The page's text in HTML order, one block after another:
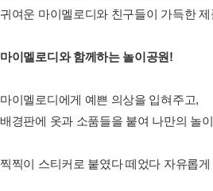
귀여운 마이멜로디와 친구들이 가득한
마이멜로디와 함께하는 놀이공원!
마이멜로디에게 예쁜 의상을 입혀주고,
배경판에 옷과 소품들을 붙여 나만의 놀
찍찍이 스티커로 붙였다 떼었다 자유롭